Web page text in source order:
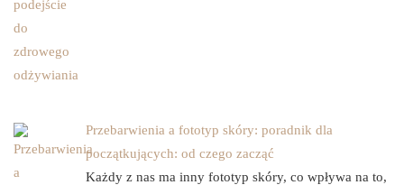
Przebarwienia a fototyp skóry: poradnik dla
początkujących: od czego zacząć
Każdy z nas ma inny fototyp skóry, co wpływa na to,